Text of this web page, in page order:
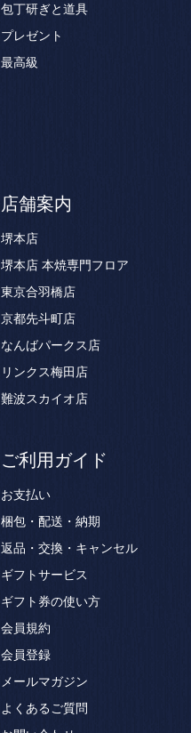
包丁研ぎと道具
プレゼント
最高級
店舗案内
堺本店
堺本店 本焼専門フロア
東京合羽橋店
京都先斗町店
なんばパークス店
リンクス梅田店
難波スカイオ店
ご利用ガイド
お支払い
梱包・配送・納期
返品・交換・キャンセル
ギフトサービス
ギフト券の使い方
会員規約
会員登録
メールマガジン
よくあるご質問